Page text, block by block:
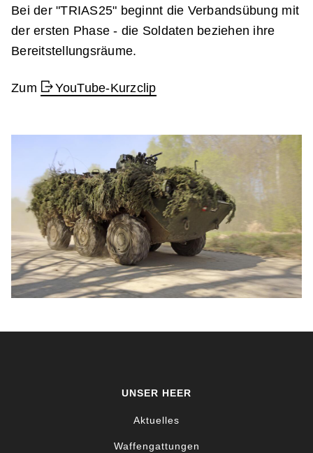
Bei der "TRIAS25" beginnt die Verbandsübung mit
der ersten Phase - die Soldaten beziehen ihre
Bereitstellungsräume.
Zum YouTube-Kurzclip
UNSER HEER
Aktuelles
Waffengattungen